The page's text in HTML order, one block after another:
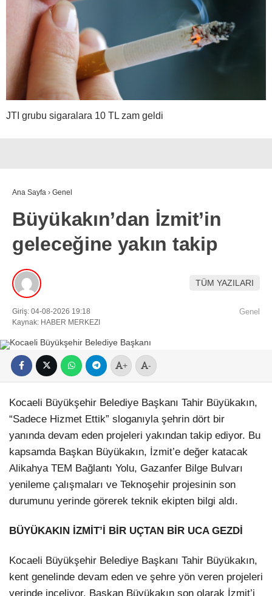
JTI grubu sigaralara 10 TL zam geldi
Ana Sayfa › Genel
Büyükakın’dan İzmit’in
geleceğine yakın takip
TÜM YAZILARI
Giriş: 04-08-2026 19:18
Kaynak: HABER MERKEZI
Genel
+ -
Kocaeli Büyükşehir Belediye Başkanı Tahir Büyükakın,
“Sadece Hizmet Ettik” sloganıyla şehrin dört bir
yanında devam eden projeleri yakından takip ediyor. Bu
kapsamda Başkan Büyükakın, İzmit’e değer katacak
Alikahya TEM Bağlantı Yolu, Gazanfer Bilge Bulvarı
yenileme çalışmaları ve Teknoşehir projesinin son
durumunu yerinde görerek teknik ekipten bilgi aldı.
BÜYÜKAKIN İZMİT’İ BİR UÇTAN BİR UCA GEZDİ
Kocaeli Büyükşehir Belediye Başkanı Tahir Büyükakın,
kent genelinde devam eden ve şehre yön veren projeleri
yerinde inceliyor. Başkan Büyükakın son olarak İzmit’i